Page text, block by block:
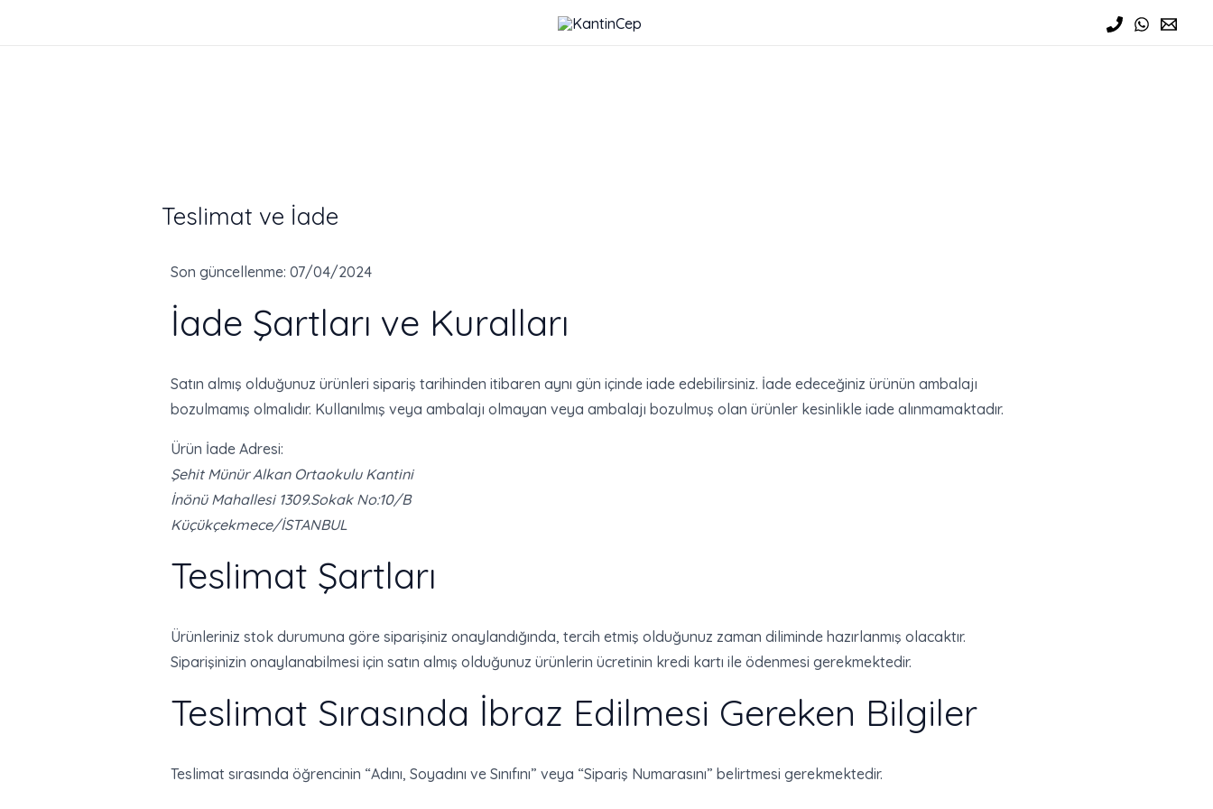
Teslimat ve İade
Son güncellenme: 07/04/2024
İade Şartları ve Kuralları
Satın almış olduğunuz ürünleri sipariş tarihinden itibaren aynı gün içinde iade edebilirsiniz. İade edeceğiniz ürünün ambalajı
bozulmamış olmalıdır. Kullanılmış veya ambalajı olmayan veya ambalajı bozulmuş olan ürünler kesinlikle iade alınmamaktadır.
Ürün İade Adresi:
Şehit Münür Alkan Ortaokulu Kantini
İnönü Mahallesi 1309.Sokak No:10/B
Küçükçekmece/İSTANBUL
Teslimat Şartları
Ürünleriniz stok durumuna göre siparişiniz onaylandığında, tercih etmiş olduğunuz zaman diliminde hazırlanmış olacaktır.
Siparişinizin onaylanabilmesi için satın almış olduğunuz ürünlerin ücretinin kredi kartı ile ödenmesi gerekmektedir.
Teslimat Sırasında İbraz Edilmesi Gereken Bilgiler
Teslimat sırasında öğrencinin “Adını, Soyadını ve Sınıfını” veya “Sipariş Numarasını” belirtmesi gerekmektedir.